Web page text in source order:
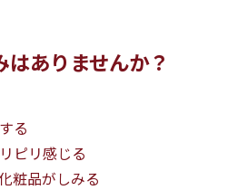
はありませんか？
る
ピリ感じる
粧品がしみる